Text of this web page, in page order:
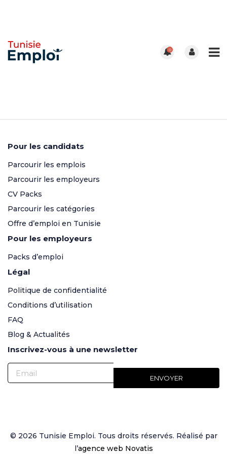
0
Pour les candidats
Parcourir les emplois
Parcourir les employeurs
CV Packs
Parcourir les catégories
Offre d’emploi en Tunisie
Pour les employeurs
Packs d’emploi
Légal
Politique de confidentialité
Conditions d’utilisation
FAQ
Blog & Actualités
Inscrivez-vous à une newsletter
© 2026 Tunisie Emploi. Tous droits réservés. Réalisé par
l’agence web Novatis